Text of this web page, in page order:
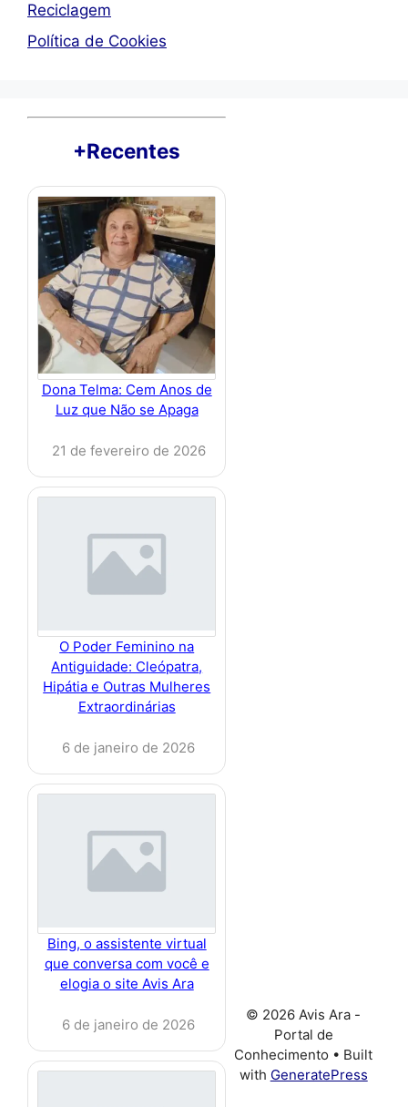
Reciclagem
Política de Cookies
+Recentes
Dona Telma: Cem Anos de
Luz que Não se Apaga
21 de fevereiro de 2026
O Poder Feminino na
Antiguidade: Cleópatra,
Hipátia e Outras Mulheres
Extraordinárias
6 de janeiro de 2026
Bing, o assistente virtual
que conversa com você e
elogia o site Avis Ara
6 de janeiro de 2026
© 2026 Avis Ara -
Portal de
Conhecimento • Built
with GeneratePress